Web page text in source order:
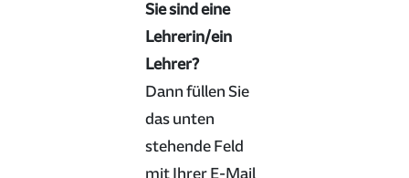
Sie sind eine
Lehrerin/ein
Lehrer?
Dann füllen Sie
das unten
stehende Feld
mit Ihrer E-Mail